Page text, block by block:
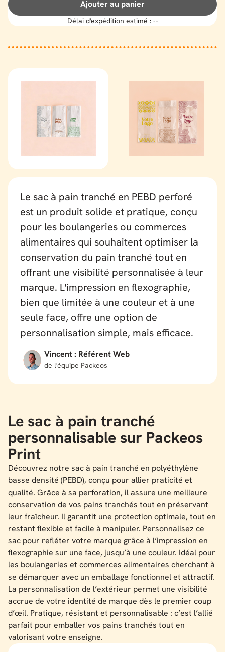
Ajouter au panier
Délai d'expédition estimé : --
Le sac à pain tranché en PEBD perforé
est un produit solide et pratique, conçu
pour les boulangeries ou commerces
alimentaires qui souhaitent optimiser la
conservation du pain tranché tout en
offrant une visibilité personnalisée à leur
marque. L'impression en flexographie,
bien que limitée à une couleur et à une
seule face, offre une option de
personnalisation simple, mais efficace.
Vincent : Référent Web
de l'équipe Packeos
Le sac à pain tranché
personnalisable sur Packeos
Print
Découvrez notre sac à pain tranché en polyéthylène
basse densité (PEBD), conçu pour allier praticité et
qualité. Grâce à sa perforation, il assure une meilleure
conservation de vos pains tranchés tout en préservant
leur fraîcheur. Il garantit une protection optimale, tout en
restant flexible et facile à manipuler. Personnalisez ce
sac pour refléter votre marque grâce à l’impression en
flexographie sur une face, jusqu’à une couleur. Idéal pour
les boulangeries et commerces alimentaires cherchant à
se démarquer avec un emballage fonctionnel et attractif.
La personnalisation de l’extérieur permet une visibilité
accrue de votre identité de marque dès le premier coup
d’œil. Pratique, résistant et personnalisable : c’est l’allié
parfait pour emballer vos pains tranchés tout en
valorisant votre enseigne.